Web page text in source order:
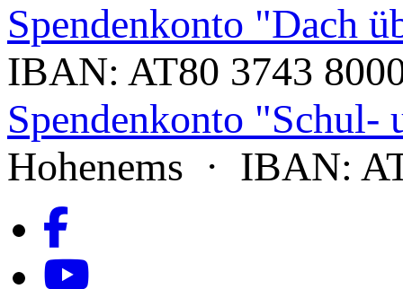
Spendenkonto "Dach
IBAN: AT80 3743
Spendenkonto "Schul-
Hohenems · IBAN: